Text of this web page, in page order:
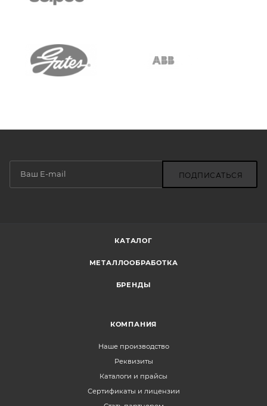
ПОДПИСАТЬСЯ
КАТАЛОГ
МЕТАЛЛООБРАБОТКА
БРЕНДЫ
КОМПАНИЯ
Наше производство
Реквизиты
Каталоги и прайсы
Сертификаты и лицензии